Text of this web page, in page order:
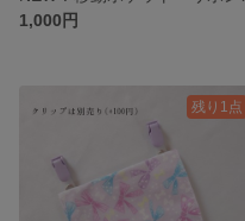
1,000円
残り1点